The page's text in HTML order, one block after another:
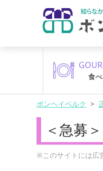
食
ボンヘイベルク
＜急募
※このサイトには